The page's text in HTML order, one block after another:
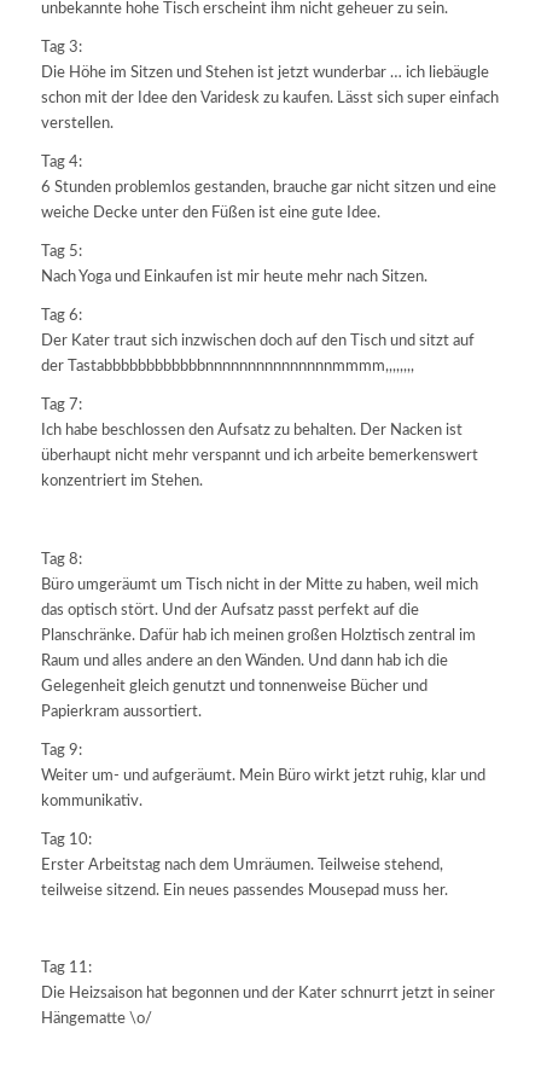
unbekannte hohe Tisch erscheint ihm nicht geheuer zu sein.
Tag 3:
Die Höhe im Sitzen und Stehen ist jetzt wunderbar … ich liebäugle
schon mit der Idee den Varidesk zu kaufen. Lässt sich super einfach
verstellen.
Tag 4:
6 Stunden problemlos gestanden, brauche gar nicht sitzen und eine
weiche Decke unter den Füßen ist eine gute Idee.
Tag 5:
Nach Yoga und Einkaufen ist mir heute mehr nach Sitzen.
Tag 6:
Der Kater traut sich inzwischen doch auf den Tisch und sitzt auf
der Tastabbbbbbbbbbbbnnnnnnnnnnnnnnnmmmm,,,,,,,,
Tag 7:
Ich habe beschlossen den Aufsatz zu behalten. Der Nacken ist
überhaupt nicht mehr verspannt und ich arbeite bemerkenswert
konzentriert im Stehen.
Tag 8:
Büro umgeräumt um Tisch nicht in der Mitte zu haben, weil mich
das optisch stört. Und der Aufsatz passt perfekt auf die
Planschränke. Dafür hab ich meinen großen Holztisch zentral im
Raum und alles andere an den Wänden. Und dann hab ich die
Gelegenheit gleich genutzt und tonnenweise Bücher und
Papierkram aussortiert.
Tag 9:
Weiter um- und aufgeräumt. Mein Büro wirkt jetzt ruhig, klar und
kommunikativ.
Tag 10:
Erster Arbeitstag nach dem Umräumen. Teilweise stehend,
teilweise sitzend. Ein neues passendes Mousepad muss her.
Tag 11:
Die Heizsaison hat begonnen und der Kater schnurrt jetzt in seiner
Hängematte \o/